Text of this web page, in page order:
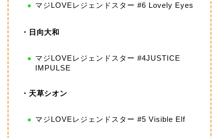
マジLOVEレジェンドスター #6 Lovely Eyes
・日向大和
マジLOVEレジェンドスター #4JUSTICE
IMPULSE
・天草シオン
マジLOVEレジェンドスター #5 Visible Elf